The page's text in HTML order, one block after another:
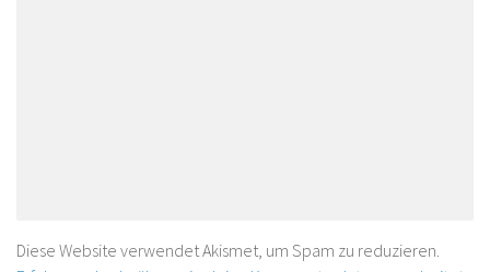
Diese Website verwendet Akismet, um Spam zu reduzieren.